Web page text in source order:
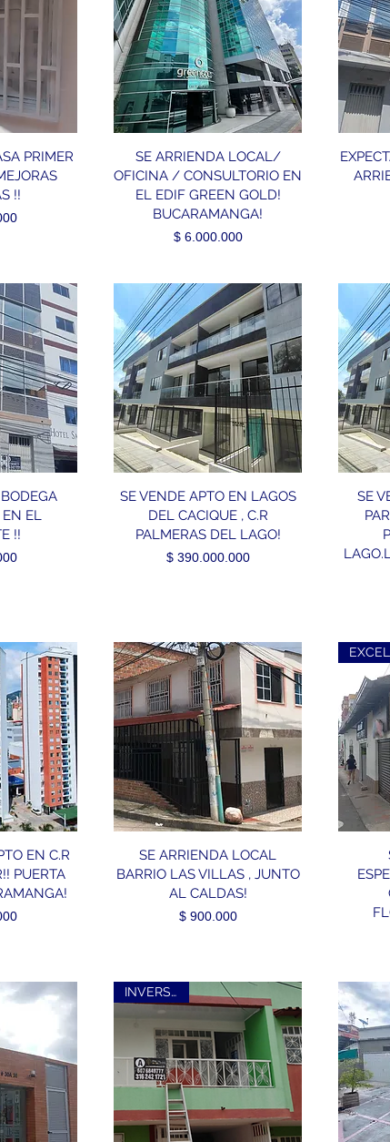
PRIMER
!!
SE ARRIENDA LOCAL/
OFICINA / CONSULTORIO EN
EL EDIF GREEN GOLD!
BUCARAMANGA!
Precio
$ 6.000.000
EL
!!
SE VENDE APTO EN LAGOS
DEL CACIQUE , C.R
PALMERAS DEL LAGO!
Precio
$ 390.000.000
SE
EN C.R
PUERTA
SE ARRIENDA LOCAL
BARRIO LAS VILLAS , JUNTO
AL CALDAS!
Precio
$ 900.000
INVERSION!